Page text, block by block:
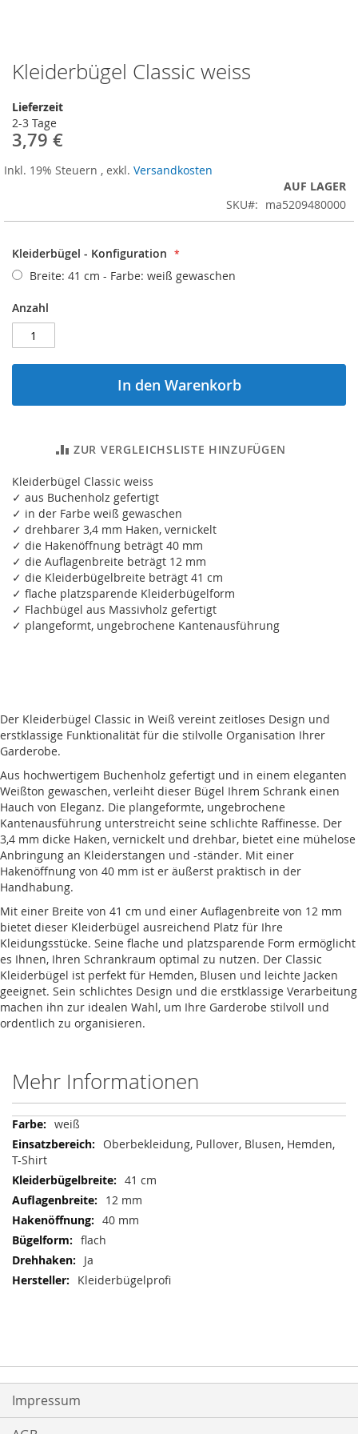
Kleiderbügel Classic weiss
Lieferzeit
2-3 Tage
3,79 €
Inkl. 19% Steuern , exkl. Versandkosten
AUF LAGER
SKU
ma5209480000
Kleiderbügel - Konfiguration
Breite: 41 cm - Farbe: weiß gewaschen
Anzahl
In den Warenkorb
ZUR VERGLEICHSLISTE HINZUFÜGEN
Kleiderbügel Classic weiss
✓ aus Buchenholz gefertigt
✓ in der Farbe weiß gewaschen
✓ drehbarer 3,4 mm Haken, vernickelt
✓ die Hakenöffnung beträgt 40 mm
✓ die Auflagenbreite beträgt 12 mm
✓ die Kleiderbügelbreite beträgt 41 cm
✓ flache platzsparende Kleiderbügelform
✓ Flachbügel aus Massivholz gefertigt
✓ plangeformt, ungebrochene Kantenausführung
Zum
Anfang
der
Bildergalerie
springen
Der Kleiderbügel Classic in Weiß vereint zeitloses Design und
erstklassige Funktionalität für die stilvolle Organisation Ihrer
Garderobe.
Aus hochwertigem Buchenholz gefertigt und in einem eleganten
Weißton gewaschen, verleiht dieser Bügel Ihrem Schrank einen
Hauch von Eleganz. Die plangeformte, ungebrochene
Kantenausführung unterstreicht seine schlichte Raffinesse. Der
3,4 mm dicke Haken, vernickelt und drehbar, bietet eine mühelose
Anbringung an Kleiderstangen und -ständer. Mit einer
Hakenöffnung von 40 mm ist er äußerst praktisch in der
Handhabung.
Mit einer Breite von 41 cm und einer Auflagenbreite von 12 mm
bietet dieser Kleiderbügel ausreichend Platz für Ihre
Kleidungsstücke. Seine flache und platzsparende Form ermöglicht
es Ihnen, Ihren Schrankraum optimal zu nutzen. Der Classic
Kleiderbügel ist perfekt für Hemden, Blusen und leichte Jacken
geeignet. Sein schlichtes Design und die erstklassige Verarbeitung
machen ihn zur idealen Wahl, um Ihre Garderobe stilvoll und
ordentlich zu organisieren.
Mehr Informationen
Mehr
Informationen
weiß
Oberbekleidung, Pullover, Blusen, Hemden,
T-Shirt
41 cm
12 mm
40 mm
flach
Ja
Kleiderbügelprofi
Impressum